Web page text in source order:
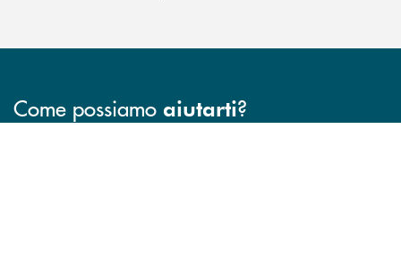
Come possiamo aiutarti?